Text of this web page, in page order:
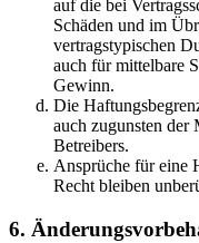
auf die bei
Schäden und im
vertragstypischen
auch für mittelbare
Gewinn.
Die
auch zugunsten der
Betreibers.
Ansprüche für eine
Recht bleiben
6.